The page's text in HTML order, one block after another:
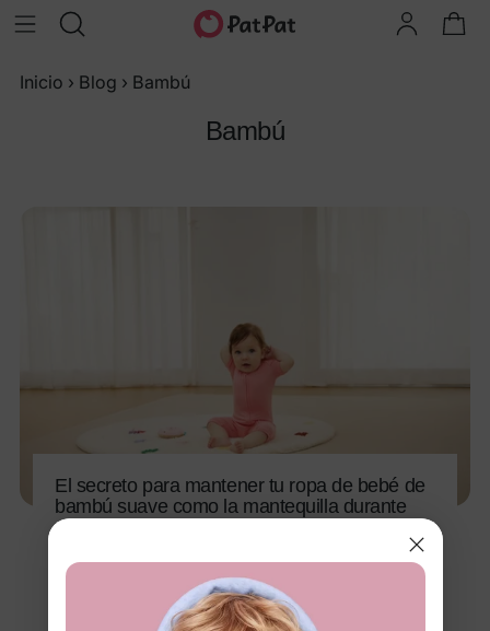
Inicio › Blog › Bambú
Bambú
El secreto para mantener tu ropa de bebé de
bambú suave como la mantequilla durante
años